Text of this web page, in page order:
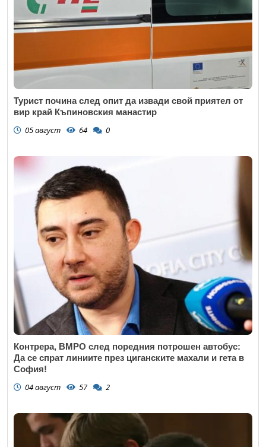
Турист почина след опит да извади свой приятел от
вир край Къпиновския манастир
05 август 64 0
Контрера, ВМРО след поредния потрошен автобус:
Да се спрат линиите през циганските махали и гета в
София!
04 август 57 2